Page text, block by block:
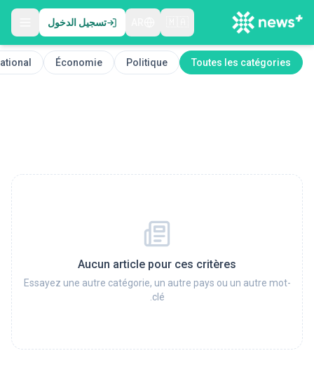
تسجيل الدخول
Toutes les catégories
Politique
Économie
Aucun article pour ces critères
Essayez une autre catégorie, un autre pays ou un autre mot-
clé.